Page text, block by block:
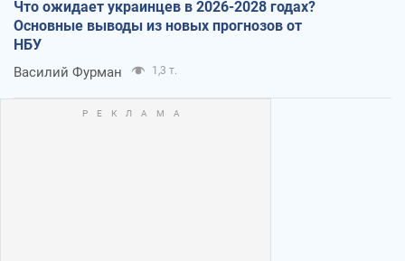
Что ожидает украинцев в 2026-2028 годах?
Основные выводы из новых прогнозов от
НБУ
Василий Фурман 1,3 т.